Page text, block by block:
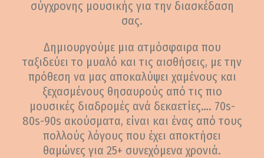
σύγχρονης μουσικής για την διασκέδαση
σας.
Δημιουργούμε μια ατμόσφαιρα που
ταξιδεύει το μυαλό και τις αισθήσεις, με την
πρόθεση να μας αποκαλύψει χαμένους και
ξεχασμένους θησαυρούς από τις πιο
μουσικές διαδρομές ανά δεκαετίες…. 70s-
80s-90s ακούσματα, είναι και ένας από τους
πολλούς λόγους που έχει αποκτήσει
θαμώνες για 25+ συνεχόμενα χρονιά.